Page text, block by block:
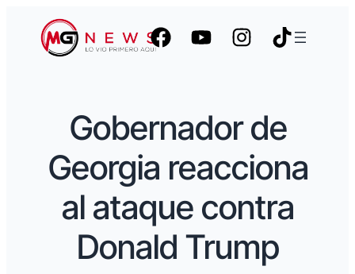
Gobernador de
Georgia reacciona
al ataque contra
Donald Trump